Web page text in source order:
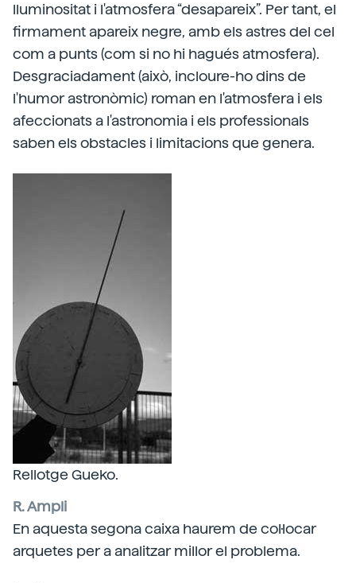
lluminositat i l'atmosfera “desapareix”. Per tant, el
firmament apareix negre, amb els astres del cel
com a punts (com si no hi hagués atmosfera).
Desgraciadament (això, incloure-ho dins de
l'humor astronòmic) roman en l'atmosfera i els
afeccionats a l'astronomia i els professionals
saben els obstacles i limitacions que genera.
Rellotge Gueko.
R. Ampli
En aquesta segona caixa haurem de col·locar
arquetes per a analitzar millor el problema.